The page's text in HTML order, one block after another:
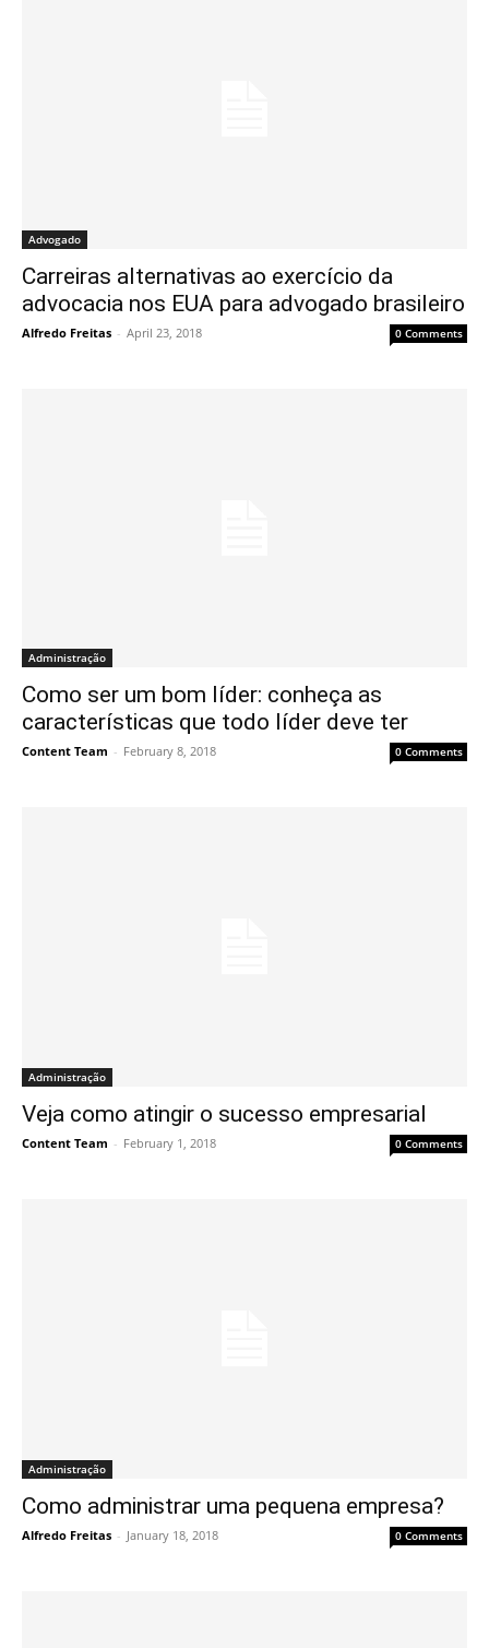
Advogado
Carreiras alternativas ao exercício da
advocacia nos EUA para advogado brasileiro
Alfredo Freitas - April 23, 2018 0 Comments
Administração
Como ser um bom líder: conheça as
características que todo líder deve ter
Content Team - February 8, 2018 0 Comments
Administração
Veja como atingir o sucesso empresarial
Content Team - February 1, 2018 0 Comments
Administração
Como administrar uma pequena empresa?
Alfredo Freitas - January 18, 2018 0 Comments